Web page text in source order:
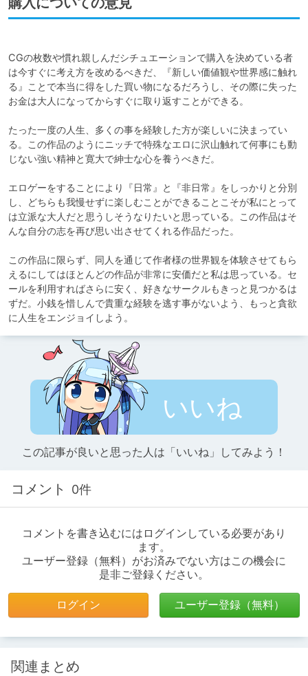
CGの枚数や慣れ親しんだシチュエーションで購入を決めている者
は今すぐに考え方を改めるべきだ、『新しい価値観や世界感に触れ
る』ことで本当に得をした買い物になるだろうし、その際に失った
お金は大人になってからすぐに取り返すことができる。
たった一度の人生、多くの事を経験した方が楽しいに決まってい
る。この作品のようにニッチで特殊なエロに沢山触れて何事にも動
じない強い精神と寛大で紳士な心を養うべきだ。
エロゲーをすることにより『日常』と『非日常』をしっかりと分別
し、どちらも我慢せずに楽しむことができることこそが私にとって
は立派な大人だと思うしそうなりたいと思っている。この作品はそ
んな自分の志を再び思い出させてくれる作品だった。
この作品に限らず、同人を通じて作者様の世界観を体験させてもら
えるにしてはほとんどの作品が非常に安価だと私は思っている。セ
ールを利用すればさらに安く、好きなサークルもきっと見つかるは
ずだ。小銭を惜しんで貴重な経験を逃す事がないよう、もっと貪欲
に人生をエンジョイしよう。
いいね
この記事が良いと思った人は「いいね」してみよう！
コメント 0件
コメントを書き込むにはログインしている必要があり
ます。
ユーザー登録（無料）がお済みでない方はこの機会に
是非ご登録ください。
ログイン ユーザー登録（無料）
関連まとめ